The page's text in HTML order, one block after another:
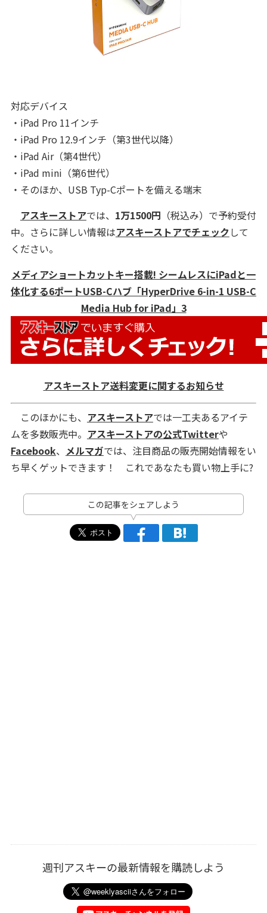
対応デバイス
・iPad Pro 11インチ
・iPad Pro 12.9インチ（第3世代以降）
・iPad Air（第4世代）
・iPad mini（第6世代）
・そのほか、USB Typ-Cポートを備える端末
アスキーストアでは、 1万1500円 （税込み）で予約受付
中。さらに詳しい情報はアスキーストアでチェックして
ください。
メディアショートカットキー搭載! シームレスにiPadと一
体化する6ポートUSB-Cハブ「HyperDrive 6-in-1 USB-C
Media Hub for iPad」3
アスキーストア送料変更に関するお知らせ
このほかにも、 アスキーストアでは一工夫あるアイテ
ムを多数販売中。 アスキーストアの公式Twitterや
Facebook、 メルマガでは、注目商品の販売開始情報をい
ち早くゲットできます！ これであなたも買い物上手に?
この記事をシェアしよう
週刊アスキーの最新情報を購読しよう